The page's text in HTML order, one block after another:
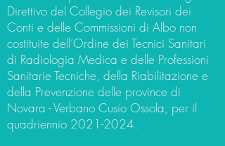
Direttivo del Collegio dei Revisori dei
Conti e delle Commissioni di Albo non
costituite dell’Ordine dei Tecnici Sanitari
di Radiologia Medica e delle Professioni
Sanitarie Tecniche, della Riabilitazione e
della Prevenzione delle province di
Novara - Verbano Cusio Ossola, per il
quadriennio 2021-2024.